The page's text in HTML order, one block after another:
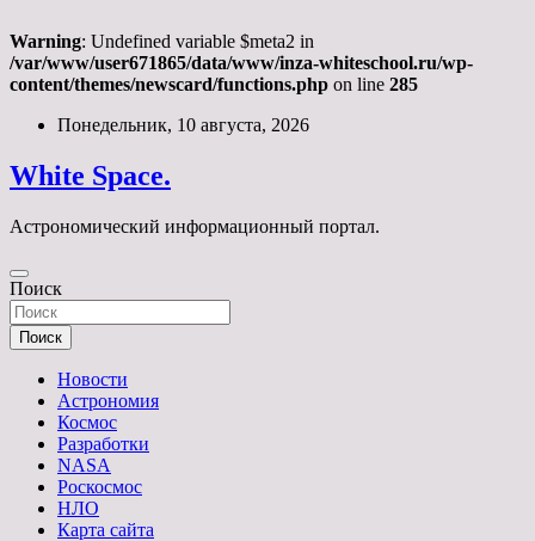
Warning: Undefined variable $meta2 in
/var/www/user671865/data/www/inza-whiteschool.ru/wp-
content/themes/newscard/functions.php on line 285
Перейти
содержимому
Понедельник, 10 августа, 2026
White Space.
Астрономический информационный портал.
Поиск
Поиск
Новости
Астрономия
Космос
Разработки
NASA
Роскосмос
НЛО
Карта сайта